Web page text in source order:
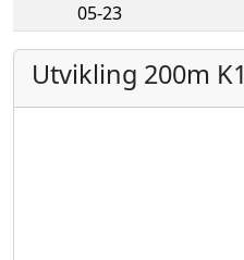
05-23
Utvikling 200m K1